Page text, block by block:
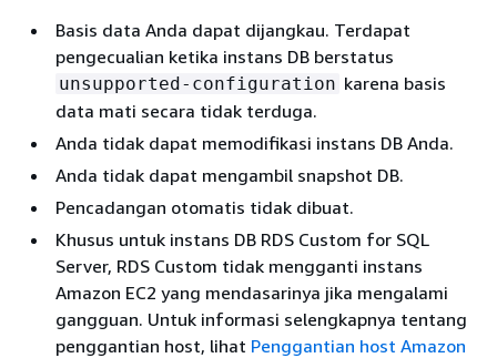
Basis data Anda dapat dijangkau. Terdapat
pengecualian ketika instans DB berstatus
unsupported-configuration karena basis
data mati secara tidak terduga.
Anda tidak dapat memodifikasi instans DB Anda.
Anda tidak dapat mengambil snapshot DB.
Pencadangan otomatis tidak dibuat.
Khusus untuk instans DB RDS Custom for SQL
Server, RDS Custom tidak mengganti instans
Amazon EC2 yang mendasarinya jika mengalami
gangguan. Untuk informasi selengkapnya tentang
penggantian host, lihat Penggantian host Amazon